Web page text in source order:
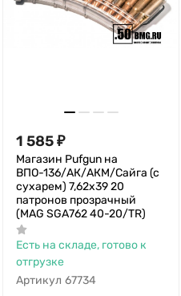
1 585₽
Магазин Pufgun на
ВПО-136/АК/АКМ/Сайга (с
сухарем) 7,62х39 20
патронов прозрачный
(MAG SGA762 40-20/TR)
Есть на складе, готово к
отгрузке
Артикул 67734